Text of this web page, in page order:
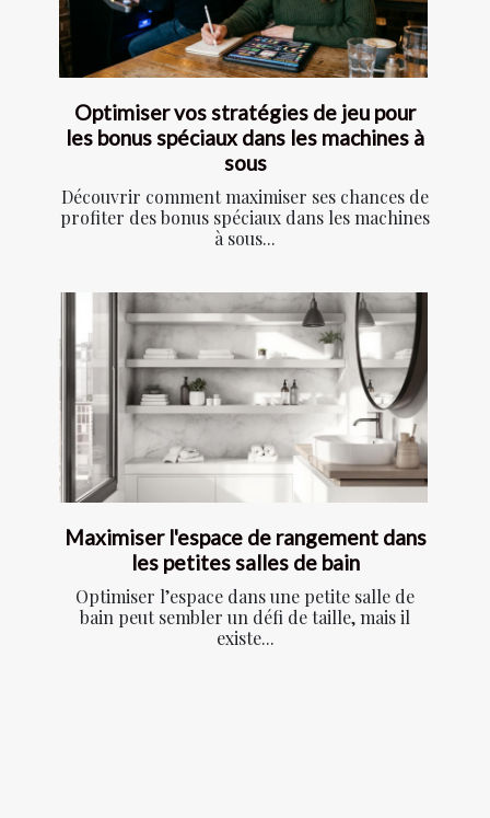
Optimiser vos stratégies de jeu pour
les bonus spéciaux dans les machines à
sous
Découvrir comment maximiser ses chances de
profiter des bonus spéciaux dans les machines
à sous...
Maximiser l'espace de rangement dans
les petites salles de bain
Optimiser l’espace dans une petite salle de
bain peut sembler un défi de taille, mais il
existe...